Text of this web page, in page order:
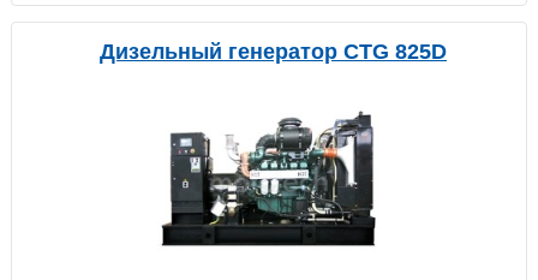
Дизельный генератор CTG 825D